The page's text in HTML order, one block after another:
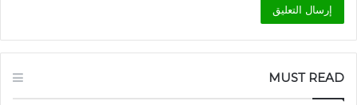
MUST READ